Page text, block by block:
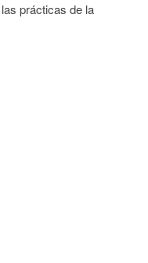
prácticas de la